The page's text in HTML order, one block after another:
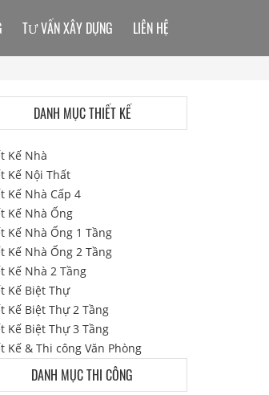
TƯ VẤN XÂY DỰNG LIÊN HỆ
DANH MỤC THIẾT KẾ
Kế Nhà
Kế Nội Thất
Kế Nhà Cấp 4
Kế Nhà Ống
Kế Nhà Ống 1 Tầng
Kế Nhà Ống 2 Tầng
Kế Nhà 2 Tầng
Kế Biệt Thự
Kế Biệt Thự 2 Tầng
Kế Biệt Thự 3 Tầng
Kế & Thi công Văn Phòng
DANH MỤC THI CÔNG